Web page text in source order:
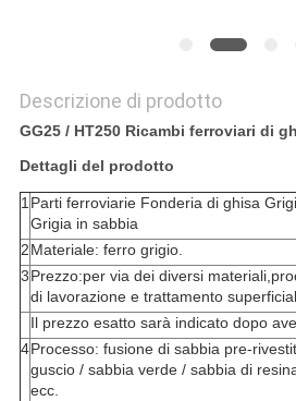
Descrizione di prodotto
GG25 / HT250 Ricambi ferroviari di
Dettagli del prodotto
1Parti ferroviarie Fonderia di ghisa
Grigia in sabbia
2Materiale: ferro grigio.
3Prezzo:per via dei diversi
di lavorazione e trattamento
Il prezzo esatto sarà indicato dopo
4Processo: fusione di sabbia pre-
guscio / sabbia verde / sabbia di
ecc.